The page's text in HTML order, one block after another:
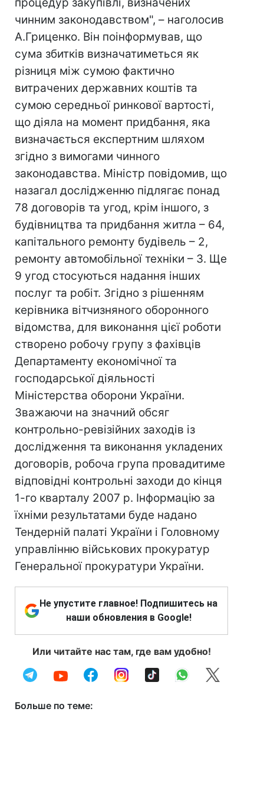
чинним законодавством", – наголосив
А.Гриценко. Він поінформував, що
сума збитків визначатиметься як
різниця між сумою фактично
витрачених державних коштів та
сумою середньої ринкової вартості,
що діяла на момент придбання, яка
визначається експертним шляхом
згідно з вимогами чинного
законодавства. Міністр повідомив, що
назагал дослідженню підлягає понад
78 договорів та угод, крім іншого, з
будівництва та придбання житла – 64,
капітального ремонту будівель – 2,
ремонту автомобільної техніки – 3. Ще
9 угод стосуються надання інших
послуг та робіт. Згідно з рішенням
керівника вітчизняного оборонного
відомства, для виконання цієї роботи
створено робочу групу з фахівців
Департаменту економічної та
господарської діяльності
Міністерства оборони України.
Зважаючи на значний обсяг
контрольно-ревізійних заходів із
дослідження та виконання укладених
договорів, робоча група провадитиме
відповідні контрольні заходи до кінця
1-го кварталу 2007 р. Інформацію за
їхніми результатами буде надано
Тендерній палаті України і Головному
управлінню військових прокуратур
Генеральної прокуратури України.
Не упустите главное! Подпишитесь на
наши обновления в Google!
Или читайте нас там, где вам удобно!
Больше по теме: